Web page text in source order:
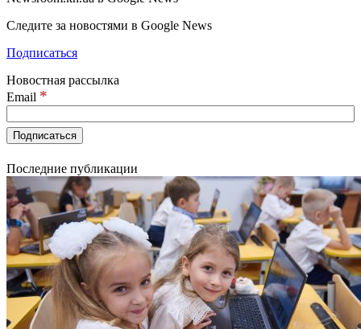
Следите за новостями в Google News
Подписаться
Новостная рассылка
Email *
Последние публикации